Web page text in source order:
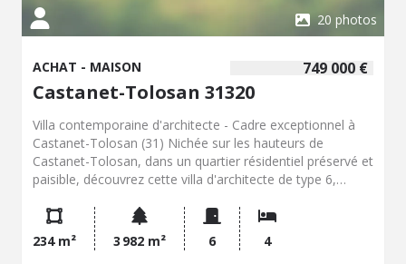
20 photos
749 000 €
ACHAT - MAISON
Castanet-Tolosan 31320
Villa contemporaine d'architecte - Cadre exceptionnel à
Castanet-Tolosan (31) Nichée sur les hauteurs de
Castanet-Tolosan, dans un quartier résidentiel préservé et
paisible, découvrez cette villa d'architecte de type 6,
de 4000 m². Un panorama à couper le souffle sur la plaine
de Castanet s'offre à vous depuis cette maison de 234
m², baignée de lumière grâce à ses larges baies vitrées.
234 m² 3 982 m² 6 4